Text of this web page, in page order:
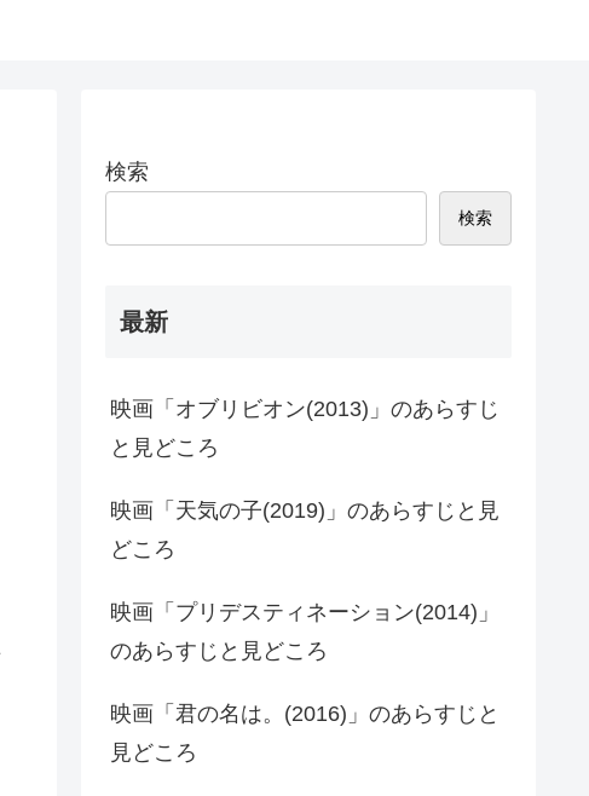
検索
検索
最新
映画「オブリビオン(2013)」のあらすじ
と見どころ
映画「天気の子(2019)」のあらすじと見
どころ
映画「プリデスティネーション(2014)」
のあらすじと見どころ
映画「君の名は。(2016)」のあらすじと
見どころ